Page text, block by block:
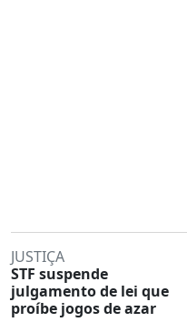
JUSTIÇA
STF suspende
julgamento de lei que
proíbe jogos de azar